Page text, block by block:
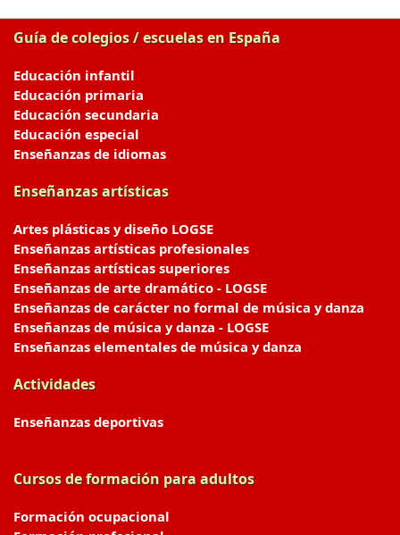
Guía de colegios / escuelas en España
Educación infantil
Educación primaria
Educación secundaria
Educación especial
Enseñanzas de idiomas
Enseñanzas artísticas
Artes plásticas y diseño LOGSE
Enseñanzas artísticas profesionales
Enseñanzas artísticas superiores
Enseñanzas de arte dramático - LOGSE
Enseñanzas de carácter no formal de música y danza
Enseñanzas de música y danza - LOGSE
Enseñanzas elementales de música y danza
Actividades
Enseñanzas deportivas
Cursos de formación para adultos
Formación ocupacional